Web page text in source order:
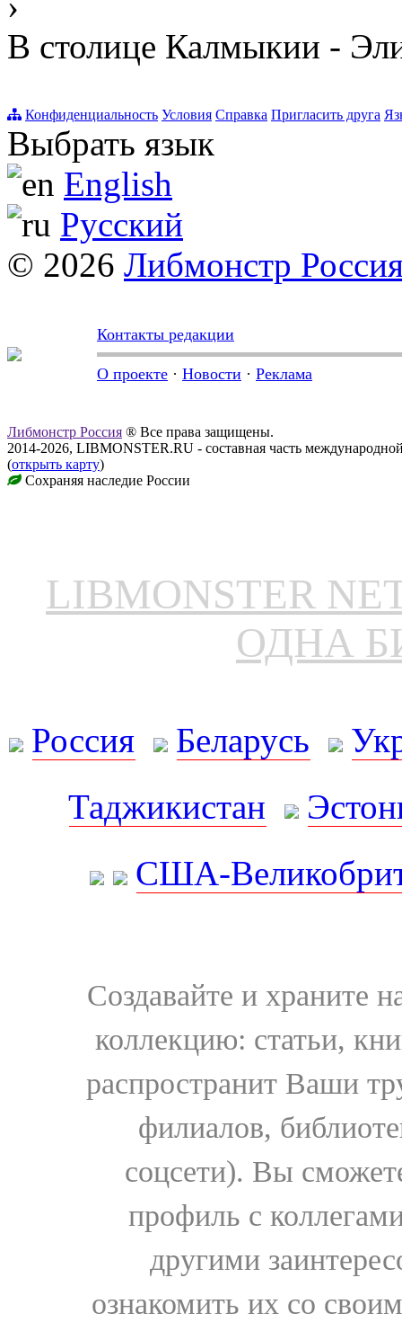
В столице Калмыкии -
Конфиденциальность Условия Справка Пригласить друга
Выбрать язык
English
Русский
© 2026 Либмонстр
Контакты редакции
О проекте · Новости · Реклама
Либмонстр Россия ® Все права защищены.
2014-2026, LIBMONSTER.RU - составная часть
(открыть карту)
Сохраняя наследие России
LIBMONSTER
ОДНА
Россия Беларусь
Таджикистан
США-
Создавайте и храните
коллекцию: статьи,
распространит Ваши
филиалов,
соцсети). Вы
профиль с
другими
ознакомить их со